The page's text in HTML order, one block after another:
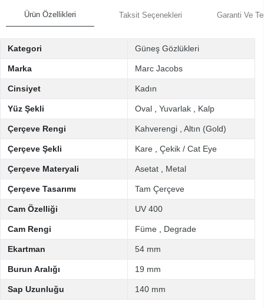
Ürün Özellikleri Taksit Seçenekleri Garanti Ve
Kategori Güneş Gözlükleri
Marka Marc Jacobs
Cinsiyet Kadın
Yüz Şekli Oval Yuvarlak Kalp
Çerçeve Rengi Kahverengi Altın (Gold)
Çerçeve Şekli Kare Çekik / Cat Eye
Çerçeve Materyali Asetat Metal
Çerçeve Tasarımı Tam Çerçeve
Cam Özelliği UV 400
Cam Rengi Füme Degrade
Ekartman 54 mm
Burun Aralığı 19 mm
Sap Uzunluğu 140 mm